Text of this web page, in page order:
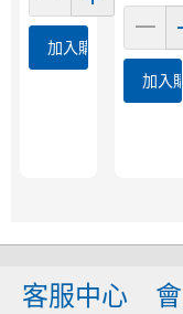
加入購物車
加入
客服中心